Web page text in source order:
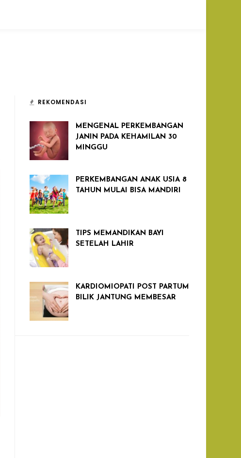
REKOMENDASI
MENGENAL PERKEMBANGAN
JANIN PADA KEHAMILAN 30
MINGGU
PERKEMBANGAN ANAK USIA 8
TAHUN MULAI BISA MANDIRI
TIPS MEMANDIKAN BAYI
SETELAH LAHIR
KARDIOMIOPATI POST PARTUM
BILIK JANTUNG MEMBESAR